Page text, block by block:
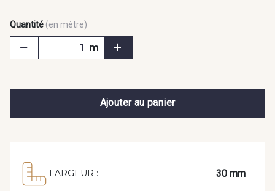
Quantité (en mètre)
m
Ajouter au panier
LARGEUR : 30 mm